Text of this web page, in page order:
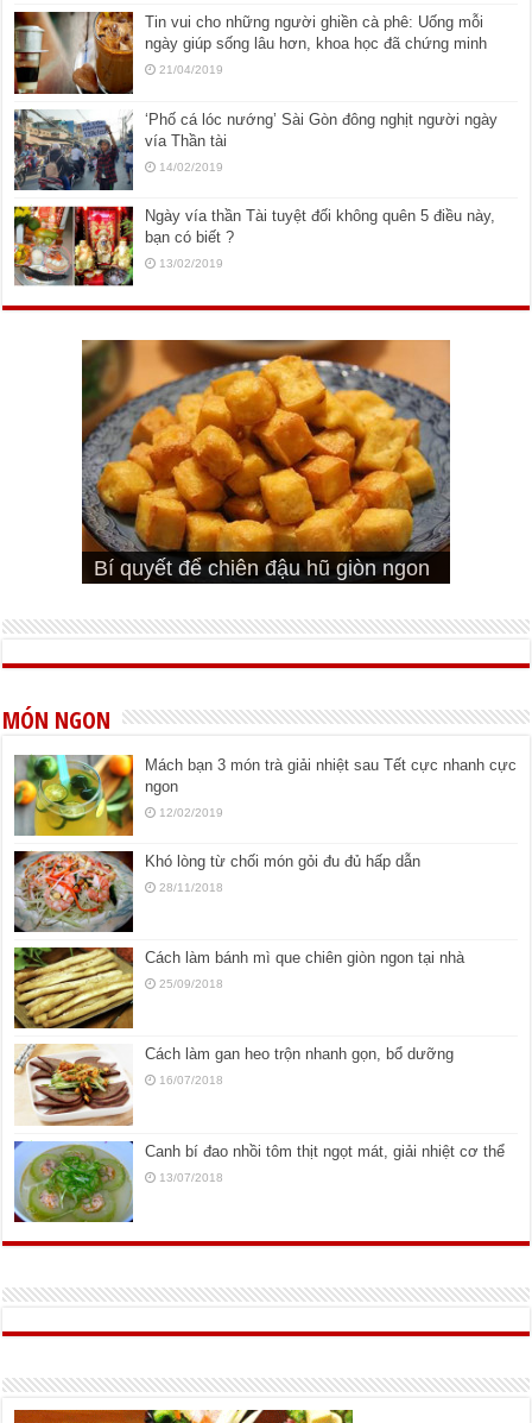
Tin vui cho những người ghiền cà phê: Uống mỗi
ngày giúp sống lâu hơn, khoa học đã chứng minh
21/04/2019
‘Phố cá lóc nướng’ Sài Gòn đông nghịt người ngày
vía Thần tài
14/02/2019
Ngày vía thần Tài tuyệt đối không quên 5 điều này,
bạn có biết ?
13/02/2019
Cách pha nước mắm trộn gỏi ngon
bá cháy
Bí quyết để chiên đậu hũ giòn ngon
Cách ướp sườn non nướng ngon
đúng vị
Cách ướp thịt heo chiên ngon mềm
Bật mí cách ướp sườn cơm tấm
ngon
MÓN NGON
Mách bạn 3 món trà giải nhiệt sau Tết cực nhanh cực
ngon
12/02/2019
Khó lòng từ chối món gỏi đu đủ hấp dẫn
28/11/2018
Cách làm bánh mì que chiên giòn ngon tại nhà
25/09/2018
Cách làm gan heo trộn nhanh gọn, bổ dưỡng
16/07/2018
Canh bí đao nhồi tôm thịt ngọt mát, giải nhiệt cơ thể
13/07/2018